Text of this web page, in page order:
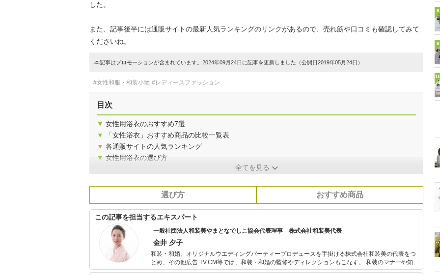
した。
また、記事後半には通販サイトの最新人気ランキングのリンクがあるので、売れ筋や口コミも確認してみて
くださいね。
本記事はプロモーションが含まれています。2024年09月24日に記事を更新しました（公開日2019年05月24日）
#女性和服・和装小物 #レディースファッション
目次
▼ 女性用浴衣のおすすめ7選
▼
「女性浴衣」おすすめ商品の比較一覧表
▼ 各通販サイトの人気ランキング
▼ 女性用浴衣の選び方
全てを見る
選び方 おすすめ商品
この記事を担当するエキスパート
一般社団法人和装美やまとなでしこ協会代表理事 株式会社和装美代表
金井 夕子
和装・和婚、オリジナルウエディングパーティープロデュースを手掛ける株式会社和装美の代表をつ
とめ、その他広告.TV.CM等では、和装・和婚の監修やディレクションもこなす。 和装のマナーや知識
の講座を学生向けに特別授業プログラムで担当。プロ向けには知識マナーも含めた和装撮影の見え方
8
9